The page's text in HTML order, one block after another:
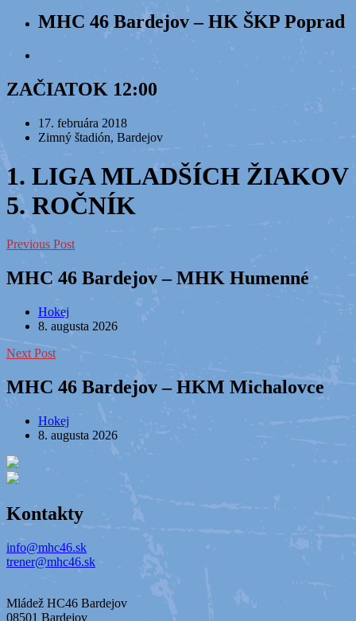
MHC 46 Bardejov – HK ŠKP Poprad
ZAČIATOK 12:00
17. februára 2018
Zimný štadión, Bardejov
1. LIGA MLADŠÍCH ŽIAKOV
5. ROČNÍK
Previous Post
MHC 46 Bardejov – MHK Humenné
Hokej
8. augusta 2026
Next Post
MHC 46 Bardejov – HKM Michalovce
Hokej
8. augusta 2026
Kontakty
info@mhc46.sk
trener@mhc46.sk
Mládež HC46 Bardejov
08501 Bardejov